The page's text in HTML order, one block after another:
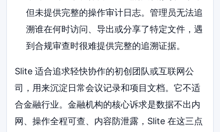
但未提供完整的操作审计日志。管理员无法追
溯谁在何时访问、导出或分享了特定文件，遇
到合规审查时很难提供完整的追溯证据。
Slite 适合追求轻快协作的初创团队或互联网公
司，用来沉淀日常会议记录和项目文档。它不适
合金融行业。金融机构的核心诉求是数据不出内
网、操作全程可查、内容防泄露，Slite 在这三点